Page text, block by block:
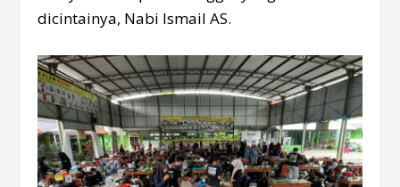
dicintainya, Nabi Ismail AS.